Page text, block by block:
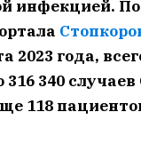
инфекцией. По
2023 года,
340 случаев
118